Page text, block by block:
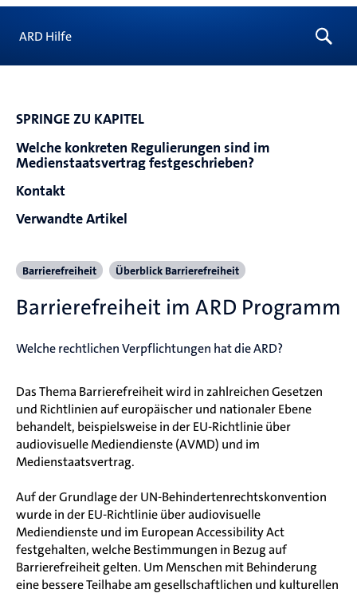
ARD Hilfe
SPRINGE ZU KAPITEL
Welche konkreten Regulierungen sind im
Medienstaatsvertrag festgeschrieben?
Kontakt
Verwandte Artikel
Barrierefreiheit Überblick Barrierefreiheit
Barrierefreiheit im ARD Programm
Welche rechtlichen Verpflichtungen hat die ARD?
Das Thema Barrierefreiheit wird in zahlreichen Gesetzen
und Richtlinien auf europäischer und nationaler Ebene
behandelt, beispielsweise in der EU-Richtlinie über
audiovisuelle Mediendienste (AVMD) und im
Medienstaatsvertrag.
Auf der Grundlage der UN-Behindertenrechtskonvention
wurde in der EU-Richtlinie über audiovisuelle
Mediendienste und im European Accessibility Act
festgehalten, welche Bestimmungen in Bezug auf
Barrierefreiheit gelten. Um Menschen mit Behinderung
eine bessere Teilhabe am gesellschaftlichen und kulturellen